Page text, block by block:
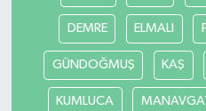
DEMRE ELMALI
GÜNDOĞMUŞ KAŞ
KUMLUCA